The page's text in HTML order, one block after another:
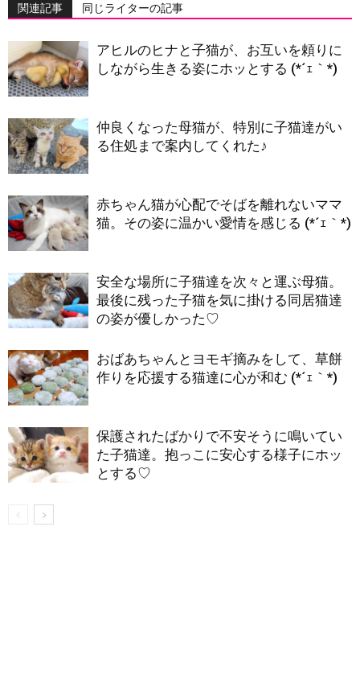
関連記事 同じライターの記事
アヒルのヒナと子猫が、お互いを頼りに
しながら生きる姿にホッとする (*´ｪ｀*)
仲良くなった母猫が、特別に子猫達がい
る住処まで案内してくれた♪
赤ちゃん猫が心配でそばを離れないママ
猫。その姿に温かい愛情を感じる (*´ｪ｀*)
安全な場所に子猫達を次々と運ぶ母猫。
最後に残った子猫を気に掛ける同居猫達
の姿が優しかった♡
おばあちゃんとヨモギ摘みをして、草餅
作りを応援する猫達に心が和む (*´ｪ｀*)
保護されたばかりで不安そうに鳴いてい
た子猫達。抱っこに安心する様子にホッ
とする♡